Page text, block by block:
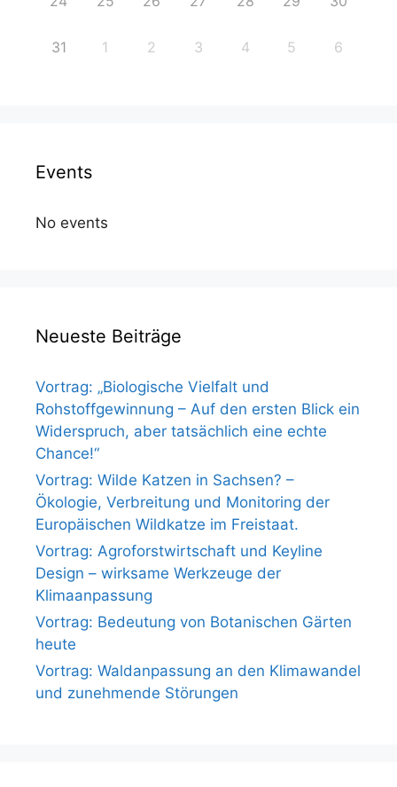
31 1 2 3 4 5 6
Events
No events
Neueste Beiträge
Vortrag: „Biologische Vielfalt und
Rohstoffgewinnung – Auf den ersten Blick ein
Widerspruch, aber tatsächlich eine echte
Chance!“
Vortrag: Wilde Katzen in Sachsen? –
Ökologie, Verbreitung und Monitoring der
Europäischen Wildkatze im Freistaat.
Vortrag: Agroforstwirtschaft und Keyline
Design – wirksame Werkzeuge der
Klimaanpassung
Vortrag: Bedeutung von Botanischen Gärten
heute
Vortrag: Waldanpassung an den Klimawandel
und zunehmende Störungen